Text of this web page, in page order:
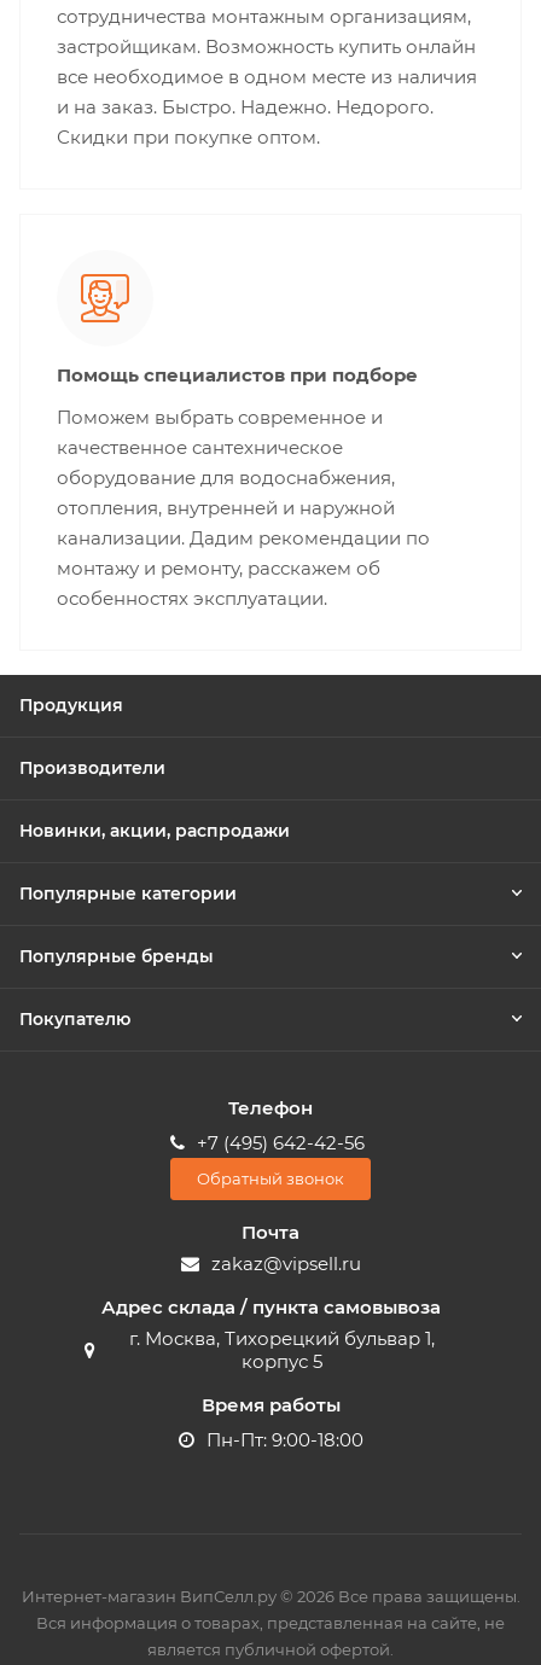
сотрудничества монтажным организациям,
застройщикам. Возможность купить онлайн
все необходимое в одном месте из наличия
и на заказ. Быстро. Надежно. Недорого.
Скидки при покупке оптом.
Помощь специалистов при подборе
Поможем выбрать современное и
качественное сантехническое
оборудование для водоснабжения,
отопления, внутренней и наружной
канализации. Дадим рекомендации по
монтажу и ремонту, расскажем об
особенностях эксплуатации.
Продукция
Производители
Новинки, акции, распродажи
Популярные категории
Популярные бренды
Покупателю
Телефон
+7 (495) 642-42-56
Обратный звонок
Почта
zakaz@vipsell.ru
Адрес склада / пункта самовывоза
г. Москва, Тихорецкий бульвар 1,
корпус 5
Время работы
Пн-Пт: 9:00-18:00
Интернет-магазин ВипСелл.ру © 2026 Все права защищены.
Вся информация о товарах, представленная на сайте, не
является публичной офертой.